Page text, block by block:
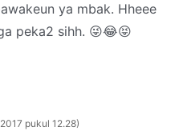
ya mbak. Hheee
peka2 sihh. 😜😂😝
pukul 12.28